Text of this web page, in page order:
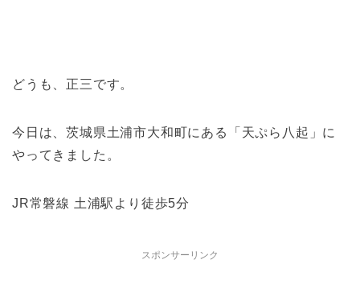
どうも、正三です。
今日は、茨城県土浦市大和町にある「天ぷら八起」に
やってきました。
JR常磐線 土浦駅より徒歩5分
スポンサーリンク